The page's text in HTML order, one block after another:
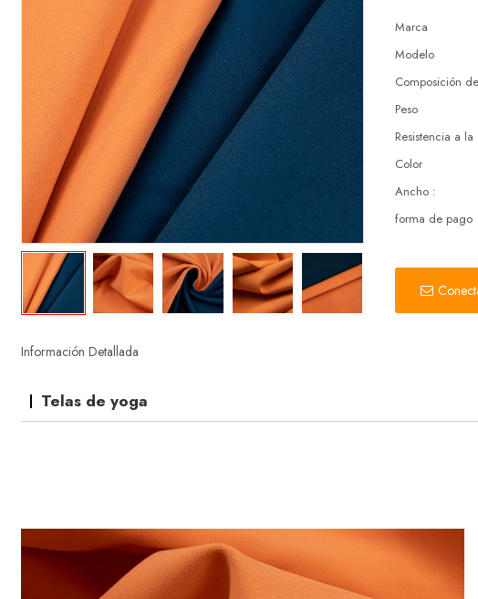
Marca
Modelo
Composición
Peso
Resistencia a la
Color
Ancho :
forma de pago
Información Detallada
Telas de yoga